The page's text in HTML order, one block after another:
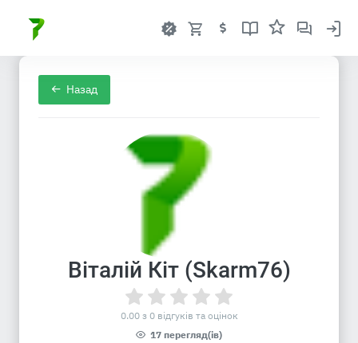
Назад
Віталій Кіт (Skarm76)
0.00 з 0 відгуків та оцінок
17 перегляд(ів)